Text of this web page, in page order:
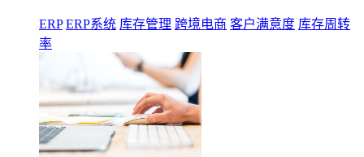
ERP ERP系统 库存管理 跨境电商 客户满意度 库存周转
率